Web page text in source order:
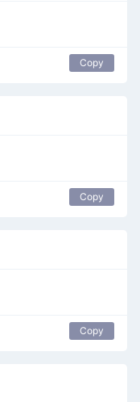
Copy
Copy
Copy